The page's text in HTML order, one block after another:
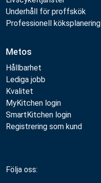
Underhåll för proffskök
Professionell köksplanering
Metos
Hållbarhet
Lediga jobb
Kvalitet
MyKitchen login
SmartKitchen login
Registrering som kund
Följa oss: